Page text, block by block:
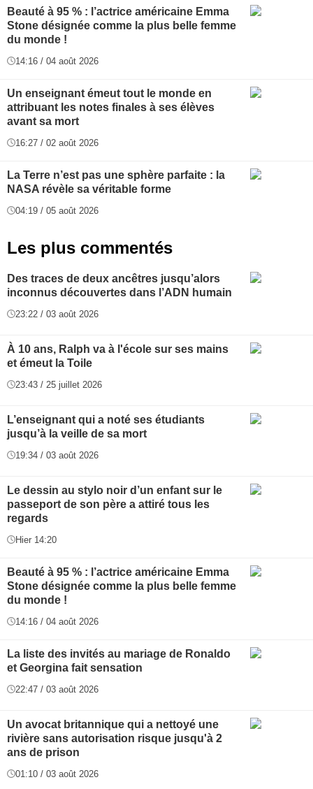
Beauté à 95 % : l’actrice américaine Emma
Stone désignée comme la plus belle femme
du monde !
14:16 / 04 août 2026
Un enseignant émeut tout le monde en
attribuant les notes finales à ses élèves
avant sa mort
16:27 / 02 août 2026
La Terre n’est pas une sphère parfaite : la
NASA révèle sa véritable forme
04:19 / 05 août 2026
Les plus commentés
Des traces de deux ancêtres jusqu’alors
inconnus découvertes dans l’ADN humain
23:22 / 03 août 2026
À 10 ans, Ralph va à l'école sur ses mains
et émeut la Toile
23:43 / 25 juillet 2026
L’enseignant qui a noté ses étudiants
jusqu’à la veille de sa mort
19:34 / 03 août 2026
Le dessin au stylo noir d’un enfant sur le
passeport de son père a attiré tous les
regards
Hier 14:20
Beauté à 95 % : l’actrice américaine Emma
Stone désignée comme la plus belle femme
du monde !
14:16 / 04 août 2026
La liste des invités au mariage de Ronaldo
et Georgina fait sensation
22:47 / 03 août 2026
Un avocat britannique qui a nettoyé une
rivière sans autorisation risque jusqu'à 2
ans de prison
01:10 / 03 août 2026